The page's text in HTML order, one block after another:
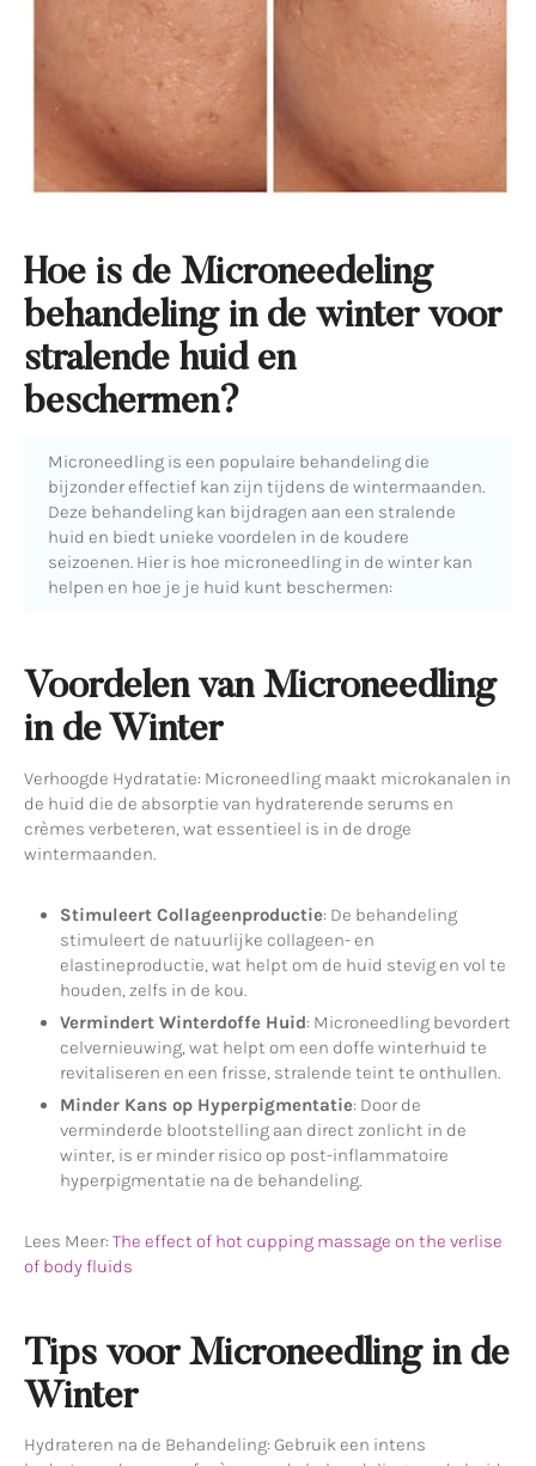
Hoe is de Microneedeling
behandeling in de winter voor
stralende huid en
beschermen?
Microneedling is een populaire behandeling die
bijzonder effectief kan zijn tijdens de wintermaanden.
Deze behandeling kan bijdragen aan een stralende
huid en biedt unieke voordelen in de koudere
seizoenen. Hier is hoe microneedling in de winter kan
helpen en hoe je je huid kunt beschermen:
Voordelen van Microneedling
in de Winter
Verhoogde Hydratatie: Microneedling maakt microkanalen in
de huid die de absorptie van hydraterende serums en
crèmes verbeteren, wat essentieel is in de droge
wintermaanden.
Stimuleert Collageenproductie: De behandeling
stimuleert de natuurlijke collageen- en
elastineproductie, wat helpt om de huid stevig en vol te
houden, zelfs in de kou.
Vermindert Winterdoffe Huid: Microneedling bevordert
celvernieuwing, wat helpt om een doffe winterhuid te
revitaliseren en een frisse, stralende teint te onthullen.
Minder Kans op Hyperpigmentatie: Door de
verminderde blootstelling aan direct zonlicht in de
winter, is er minder risico op post-inflammatoire
hyperpigmentatie na de behandeling.
Lees Meer:The effect of hot cupping massage on the verlise
of body fluids
Tips voor Microneedling in de
Winter
Hydrateren na de Behandeling: Gebruik een intens